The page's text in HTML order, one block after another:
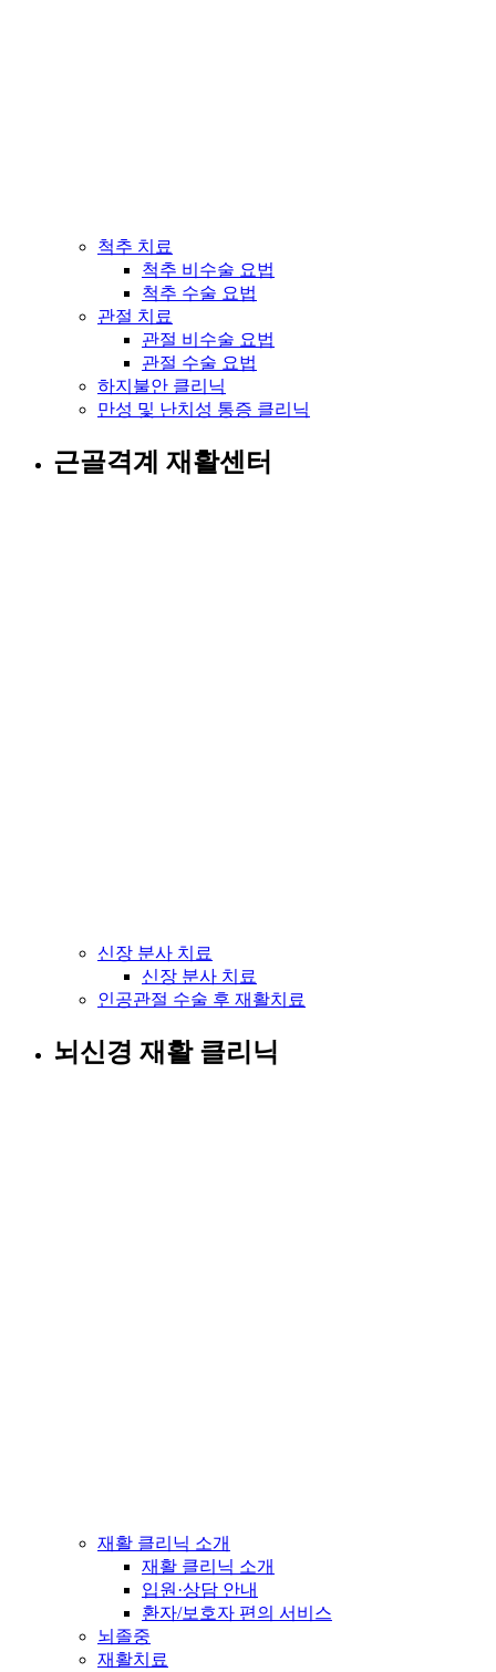
척추 치료
척추 비수술 요법
척추 수술 요법
관절 치료
관절 비수술 요법
관절 수술 요법
하지불안 클리닉
만성 및 난치성 통증 클리닉
근골격계 재활센터
신장 분사 치료
신장 분사 치료
인공관절 수술 후 재활치료
뇌신경 재활 클리닉
재활 클리닉 소개
재활 클리닉 소개
입원·상담 안내
환자/보호자 편의 서비스
뇌졸중
재활치료